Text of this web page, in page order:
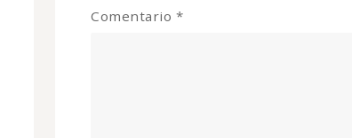
Comentario *